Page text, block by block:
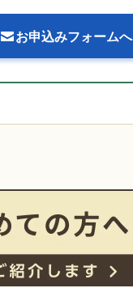
お申込みフォームへ